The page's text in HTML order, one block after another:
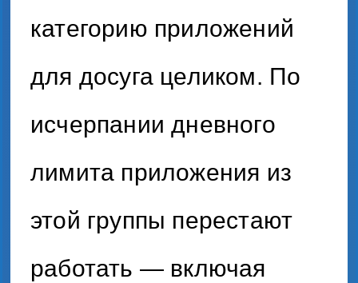
категорию приложений
для досуга целиком. По
исчерпании дневного
лимита приложения из
этой группы перестают
работать — включая